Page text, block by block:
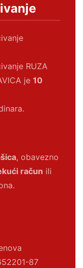
RUZA
je 10
, obavezno
račun ili
87